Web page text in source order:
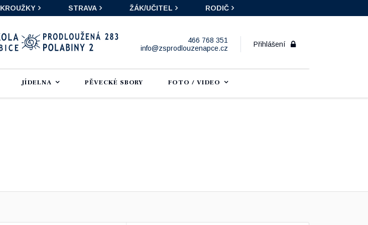
KROUŽKY STRAVA ŽÁK/UČITEL RODIČ
Přihlášení
466 768 351
info@zsprodlouzenapce.cz
JÍDELNA PĚVECKÉ SBORY FOTO / VIDEO